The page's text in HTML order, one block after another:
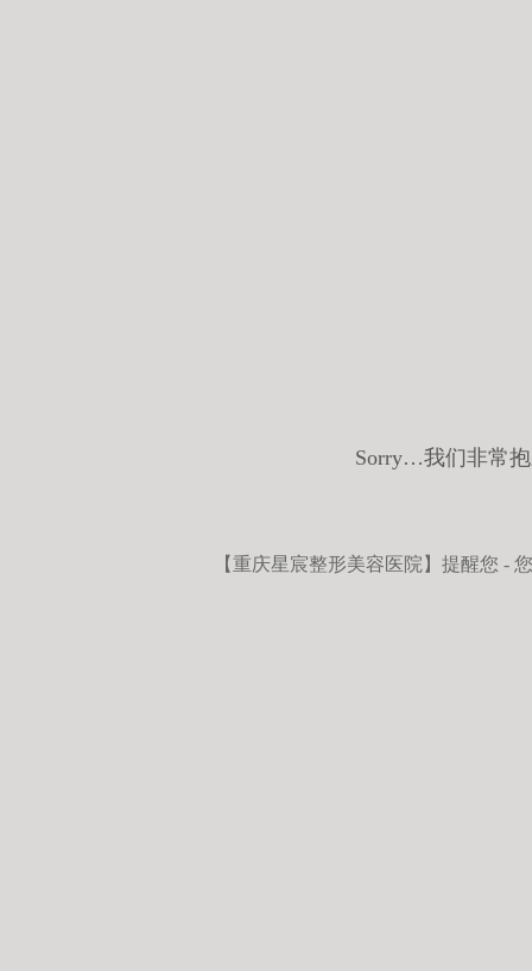
Sorry…我们非常
【重庆星宸整形美容医院】 提醒您 -